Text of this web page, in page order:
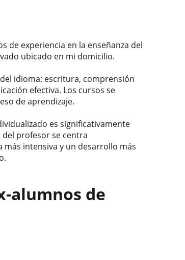
de experiencia en la enseñanza del
ubicado en mi domicilio.
idioma: escritura, comprensión
efectiva. Los cursos se
de aprendizaje.
es significativamente
del profesor se centra
intensiva y un desarrollo más
alumnos de